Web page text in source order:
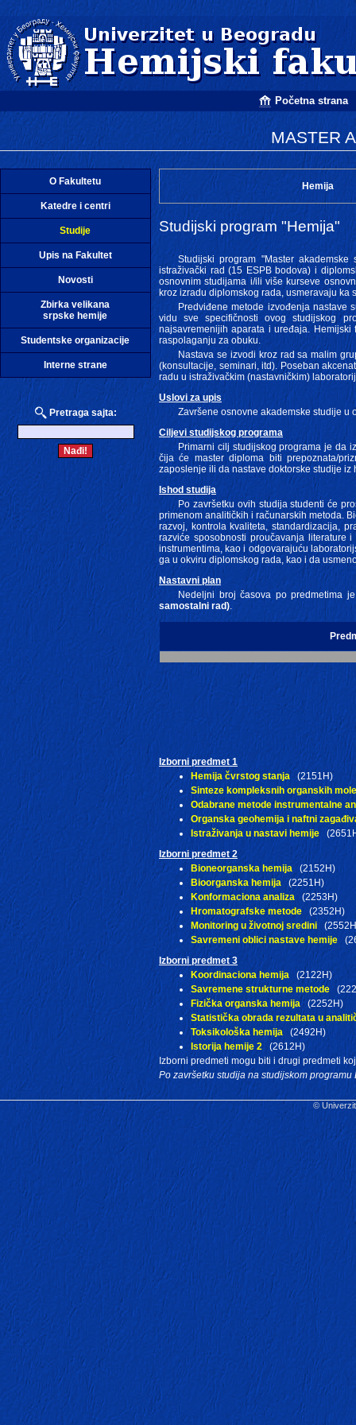
Početna strana
MASTER
O Fakultetu
Katedre i centri
Studije
Upis na Fakultet
Novosti
Zbirka velikana
srpske hemije
Studentske organizacije
Interne strane
Pretraga sajta:
Hemija
Studijski program "Hemija"
Studijski program "Master
istraživački rad (15 ESPB bodova) i
osnovnim studijama i/ili više kurseve
kroz izradu diplomskog rada, usmeravaju ka
Predviđene metode izvođenja nastave
vidu sve specifičnosti ovog studijskog
najsavremenijih aparata i uređaja.
raspolaganju za obuku.
Nastava se izvodi kroz rad sa malim
(konsultacije, seminari, itd). Poseban
radu u istraživačkim (nastavničkim)
Uslovi za upis
Završene osnovne akademske studije u
Ciljevi studijskog programa
Primarni cilj studijskog programa je da
čija će master diploma biti prepoznata/
zaposlenje ili da nastave doktorske studije
Ishod studija
Po završetku ovih studija studenti će
primenom analitičkih i računarskih metoda.
razvoj, kontrola kvaliteta, standardizacija,
razviće sposobnosti proučavanja literature
instrumentima, kao i odgovarajuću
ga u okviru diplomskog rada, kao i da
Nastavni plan
Nedeljni broj časova po predmetima
samostalni rad).
Izborni predmet 1
Hemija čvrstog stanja (2151H)
Sinteze kompleksnih organskih
Odabrane metode instrumentalne
Organska geohemija i naftni
Istraživanja u nastavi hemije
Izborni predmet 2
Bioneorganska hemija (2152H)
Bioorganska hemija (2251H)
Konformaciona analiza (2253H)
Hromatografske metode (2352H)
Monitoring u životnoj sredini
Savremeni oblici nastave hemije
Izborni predmet 3
Koordinaciona hemija (2122H)
Savremene strukturne metode
Fizička organska hemija(2252H)
Statistička obrada rezultata u
Toksikološka hemija (2492H)
Istorija hemije 2 (2612H)
Izborni predmeti mogu biti i drugi predmeti
Po završetku studija na studijskom
©